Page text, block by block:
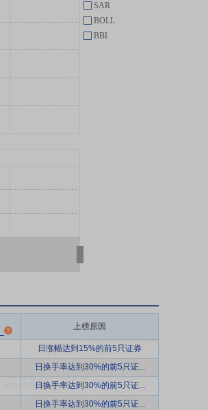
SAR
BOLL
BBI
上榜原因
日涨幅达到15%的前5只证券
日换手率达到30%的前5只证...
日换手率达到30%的前5只证...
日换手率达到30%的前5只证...